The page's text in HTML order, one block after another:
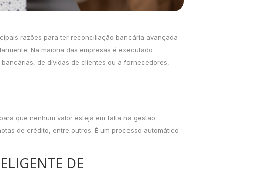
razões para ter reconciliação bancária avançada
Na maioria das empresas é executado
de dívidas de clientes ou a fornecedores,
que nenhum valor esteja em falta na gestão
de crédito, entre outros. É um processo automático
DE